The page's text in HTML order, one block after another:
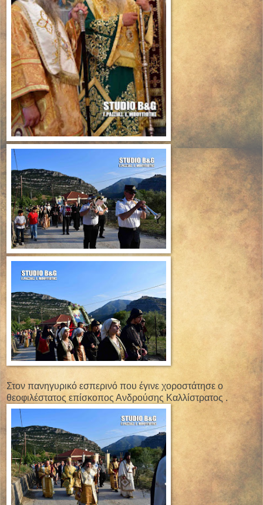
Στον πανηγυρικό εσπερινό που έγινε χοροστάτησε ο
θεοφιλέστατος επίσκοπος Ανδρούσης Καλλίστρατος .